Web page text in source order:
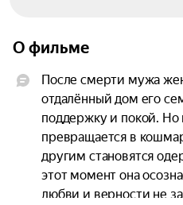
О фильме
После смерти мужа
отдалённый дом его
поддержку и покой. Но
превращается в
другим становятся
этот момент она
любви и верности не